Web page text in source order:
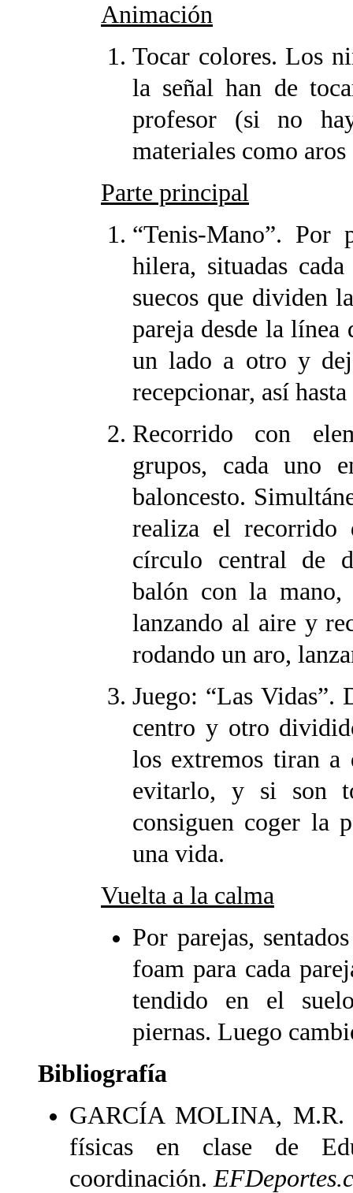
Animación
Tocar colores. Los
la señal han de
profesor (si no
materiales como
Parte principal
“Tenis-Mano”. Por
hilera, situadas
suecos que dividen
pareja desde la línea
un lado a otro y
recepcionar, así
Recorrido con
grupos, cada uno
baloncesto.
realiza el recorrido
círculo central de
balón con la
lanzando al aire y
rodando un aro,
Juego: “Las Vidas”.
centro y otro
los extremos tiran a
evitarlo, y si son
consiguen coger la
una vida.
Vuelta a la calma
Por parejas,
foam para cada
tendido en el
piernas. Luego
Bibliografía
GARCÍA MOLINA, M.R.
físicas en clase de
coordinación.